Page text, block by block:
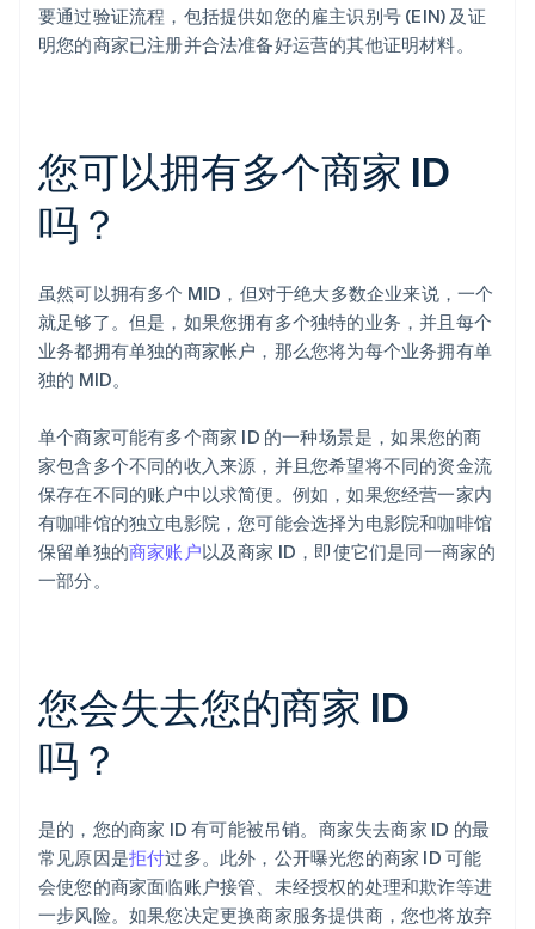
要通过验证流程，包括提供如您的雇主识别号 (EIN) 及证
明您的商家已注册并合法准备好运营的其他证明材料。
您可以拥有多个商家 ID
吗？
虽然可以拥有多个 MID，但对于绝大多数企业来说，一个
就足够了。但是，如果您拥有多个独特的业务，并且每个
业务都拥有单独的商家帐户，那么您将为每个业务拥有单
独的 MID。
单个商家可能有多个商家 ID 的一种场景是，如果您的商
家包含多个不同的收入来源，并且您希望将不同的资金流
保存在不同的账户中以求简便。例如，如果您经营一家内
有咖啡馆的独立电影院，您可能会选择为电影院和咖啡馆
保留单独的商家账户以及商家 ID，即使它们是同一商家的
一部分。
您会失去您的商家 ID
吗？
是的，您的商家 ID 有可能被吊销。商家失去商家 ID 的最
常见原因是拒付过多。此外，公开曝光您的商家 ID 可能
会使您的商家面临账户接管、未经授权的处理和欺诈等进
一步风险。如果您决定更换商家服务提供商，您也将放弃